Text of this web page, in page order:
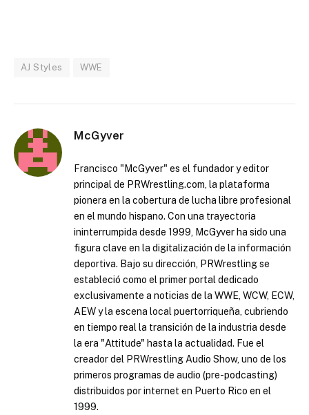
AJ Styles WWE
McGyver
Francisco "McGyver" es el fundador y editor
principal de PRWrestling.com, la plataforma
pionera en la cobertura de lucha libre profesional
en el mundo hispano. Con una trayectoria
ininterrumpida desde 1999, McGyver ha sido una
figura clave en la digitalización de la información
deportiva. Bajo su dirección, PRWrestling se
estableció como el primer portal dedicado
exclusivamente a noticias de la WWE, WCW, ECW,
AEW y la escena local puertorriqueña, cubriendo
en tiempo real la transición de la industria desde
la era "Attitude" hasta la actualidad. Fue el
creador del PRWrestling Audio Show, uno de los
primeros programas de audio (pre-podcasting)
distribuidos por internet en Puerto Rico en el
1999.